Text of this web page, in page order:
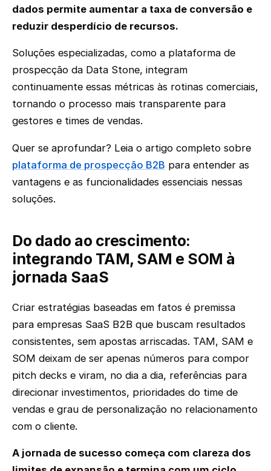
dados permite aumentar a taxa de conversão e
reduzir desperdício de recursos.
Soluções especializadas, como a plataforma de
prospecção da Data Stone, integram
continuamente essas métricas às rotinas comerciais,
tornando o processo mais transparente para
gestores e times de vendas.
Quer se aprofundar? Leia o artigo completo sobre
plataforma de prospecção B2B para entender as
vantagens e as funcionalidades essenciais nessas
soluções.
Do dado ao crescimento:
integrando TAM, SAM e SOM à
jornada SaaS
Criar estratégias baseadas em fatos é premissa
para empresas SaaS B2B que buscam resultados
consistentes, sem apostas arriscadas. TAM, SAM e
SOM deixam de ser apenas números para compor
pitch decks e viram, no dia a dia, referências para
direcionar investimentos, prioridades do time de
vendas e grau de personalização no relacionamento
com o cliente.
A jornada de sucesso começa com clareza dos